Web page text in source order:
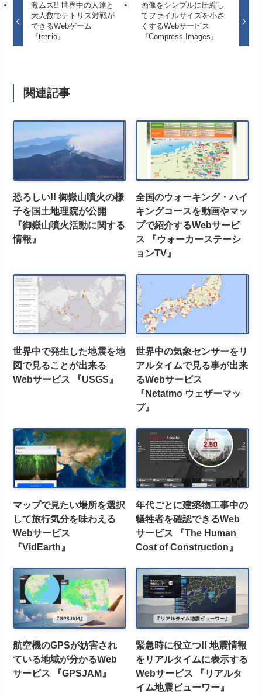
激ムズ!! 世界中の人達と
大人数でテトリス対戦が
できるWebゲーム
『tetr.io』
画像をシンプルに圧縮し
てファイルサイズを小さ
くするWebサービス
『Compress Images』
関連記事
恐ろしい!! 御嶽山噴火の様
子を国土地理院が公開
『御嶽山噴火活動に関する
情報』
全国のウォーキング・ハイ
キングコースを動画やマッ
プで紹介するWebサービ
ス 『ウォーカーステーシ
ョンTV』
世界中で発生した地震を地
図で見ることが出来る
Webサービス 『USGS』
世界中の気象センサーをリ
アルタイムで見る事が出来
るWebサービス
『Netatmo ウェザーマッ
プ』
マップで見たい場所を選択
して旅行気分を味わえる
Webサービス
『VidEarth』
年代ごとに建築物工事中の
犠牲者を確認できるWeb
サービス 『The Human
Cost of Construction』
航空機のGPSが妨害され
ている地域が分かるWeb
サービス 『GPSJAM』
緊急時に役立つ!! 地震情報
をリアルタイムに表示する
Webサービス 『リアルタ
イム地震ビューワー』